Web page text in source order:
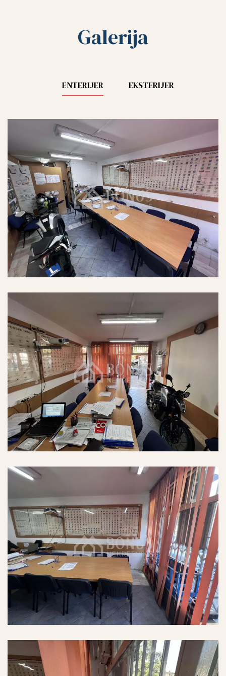
Galerija
ENTERIJER EKSTERIJER